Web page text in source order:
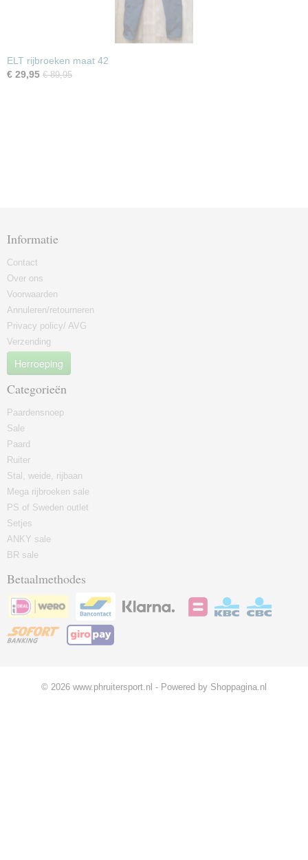
ELT rijbroeken maat 42
€ 29,95 € 89,95
Informatie
Contact
Over ons
Voorwaarden
Annuleren/retourneren
Privacy policy/ AVG
Verzending
Herroeping
Categorieën
Paardensnoep
Sale
Paard
Ruiter
Stal, weide, rijbaan
Mega rijbroeken sale
PS of Sweden outlet
Setjes
ANKY sale
BR sale
Betaalmethodes
© 2026 www.phruitersport.nl - Powered by Shoppagina.nl